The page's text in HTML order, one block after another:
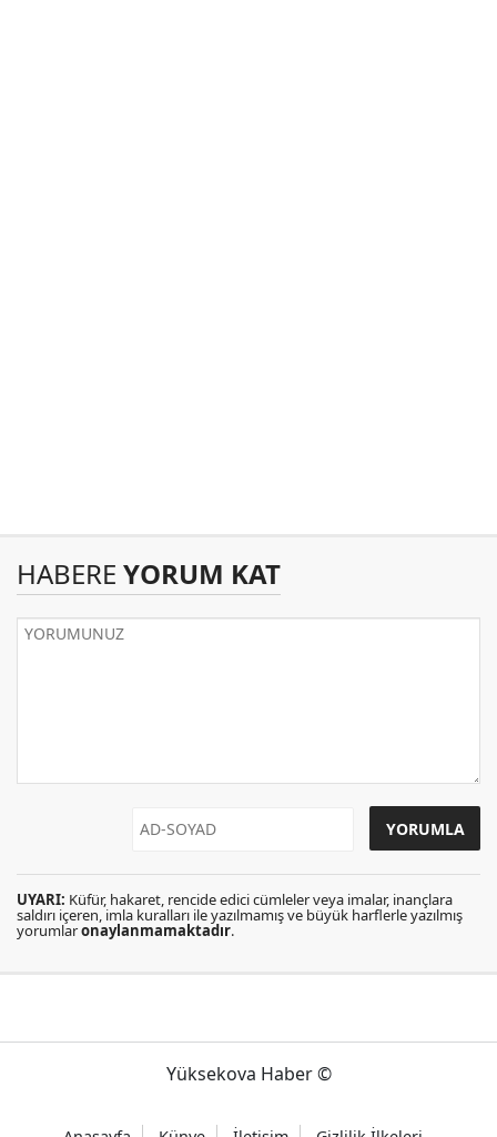
HABERE YORUM KAT
UYARI: Küfür, hakaret, rencide edici cümleler veya imalar, inançlara
saldırı içeren, imla kuralları ile yazılmamış ve büyük harflerle yazılmış
yorumlaronaylanmamaktadır.
Yüksekova Haber ©